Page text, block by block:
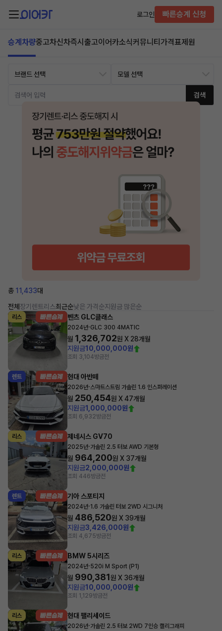
로그인 빠른승계 신청
승계차량중고차신차즉시출고이어카소식커뮤니티 가격표제원
검색
총 11,433대
전체 장기렌트리스최근순낮은 가격순지원금 많은순
리스 벤츠 GLC클래스
2024년·GLC 300 4MATIC
월 1,326,702원 X 28개월
지원금10,000,000원
조회 3,104방금전
렌트 현대 아반떼
2026년·스마트스트림 가솔린 1.6 인스퍼레이션
월 250,454원 X47개월
지원금1,000,000원
조회 6,932방금전
리스 제네시스 GV70
2025년·가솔린 2.5 터보 AWD 기본형
월 964,200원 X 37개월
지원금2,000,000원
조회 446방금전
렌트 기아 스포티지
2024년·1.6 가솔린 터보 2WD 시그니처
월 486,520원 X 39개월
지원금3,426,000원
조회 4,675방금전
리스 BMW 5시리즈
2024년·520i M Sport (P1)
월 990,381원 X 36개월
지원금10,000,000원
조회 1,129방금전
리스 현대 팰리세이드
2026년·가솔린 2.5 터보 2WD 7인승 캘리그래피